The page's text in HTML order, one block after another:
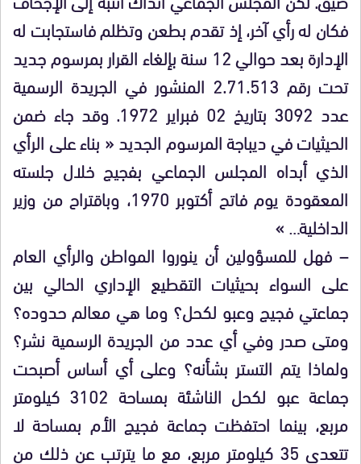
فكان له رأي آخر، إذ تقدم بطعن وتظلم فاستجابت له
الإدارة بعد حوالي 12 سنة بإلغاء القرار بمرسوم جديد
تحت رقم 2.71.513 المنشور في الجريدة الرسمية
عدد 3092 بتاريخ 02 فبراير 1972. وقد جاء ضمن
الحيثيات في ديباجة المرسوم الجديد « بناء على الرأي
الذي أبداه المجلس الجماعي بفجيج خلال جلسته
المعقودة يوم فاتح أكتوبر 1970، وباقتراح من وزير
الداخلية… »
– فهل للمسؤولين أن ينوروا المواطن والرأي العام
على السواء بحيثيات التقطيع الإداري الحالي بين
جماعتي فجيج وعبو لكحل؟ وما هي معالم حدوده؟
ومتى صدر وفي أي عدد من الجريدة الرسمية نشر؟
ولماذا يتم التستر بشأنه؟ وعلى أي أساس أصبحت
جماعة عبو لكحل الناشئة بمساحة 3102 كيلومتر
مربع، بينما احتفظت جماعة فجيج الأم بمساحة لا
تتعدى 35 كيلومتر مربع، مع ما يترتب عن ذلك من